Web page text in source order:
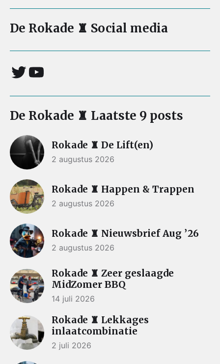
De Rokade ♜ Social media
De Rokade ♜ Laatste 9 posts
Rokade ♜ De Lift(en)
2 augustus 2026
Rokade ♜ Happen & Trappen
2 augustus 2026
Rokade ♜ Nieuwsbrief Aug ’26
2 augustus 2026
Rokade ♜ Zeer geslaagde
MidZomer BBQ
14 juli 2026
Rokade ♜ Lekkages
inlaatcombinatie
2 juli 2026